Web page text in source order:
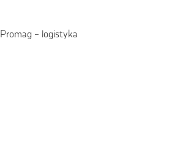
Promag – logistyka